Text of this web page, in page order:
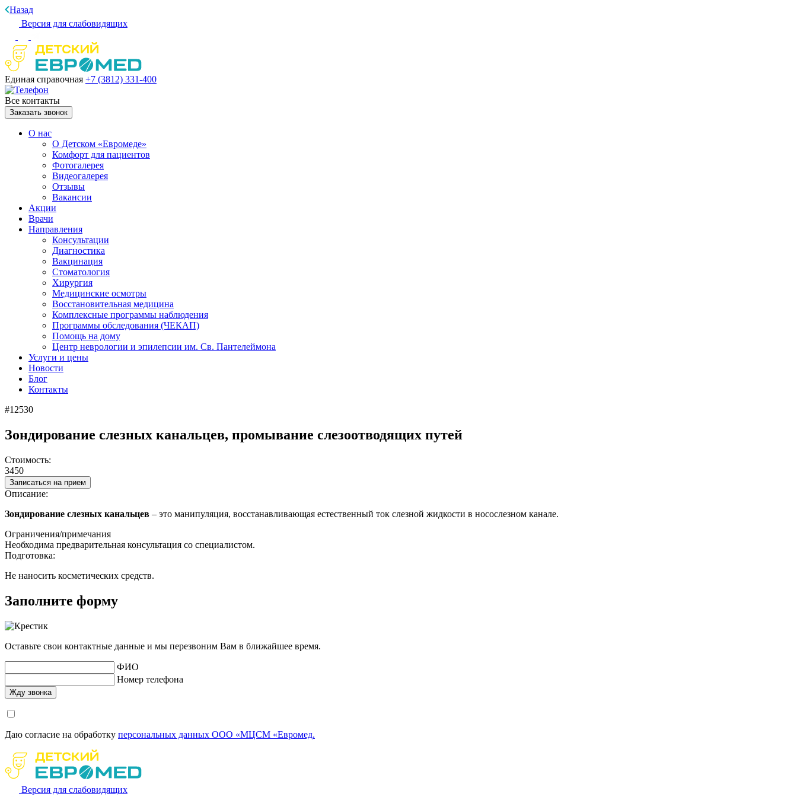
Назад
Версия для слабовидящих
Единая справочная +7 (3812) 331-400
Все контакты
Заказать звонок
О нас
О Детском «Евромеде»
Комфорт для пациентов
Фотогалерея
Видеогалерея
Отзывы
Вакансии
Акции
Врачи
Направления
Консультации
Диагностика
Вакцинация
Стоматология
Хирургия
Медицинские осмотры
Восстановительная медицина
Комплексные программы наблюдения
Программы обследования (ЧЕКАП)
Помощь на дому
Центр неврологии и эпилепсии им. Св. Пантелеймона
Услуги и цены
Новости
Блог
Контакты
#12530
Зондирование слезных канальцев, промывание слезоотводящих путей
Стоимость:
3450
Записаться на прием
Описание:
Зондирование слезных канальцев – это манипуляция, восстанавливающая естественный ток слезной жидкости в носослезном канале.
Ограничения/примечания
Необходима предварительная консультация со специалистом.
Подготовка:
Не наносить косметических средств.
Заполните форму
Оставьте свои контактные данные и мы перезвоним Вам в ближайшее время.
ФИО
Номер телефона
Даю согласие на обработку персональных данных ООО «МЦСМ «Евромед.
Версия для слабовидящих